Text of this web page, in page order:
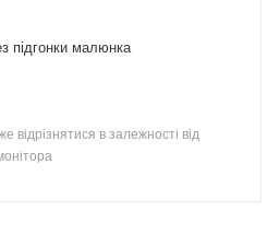
підгонки малюнка
відрізнятися в залежності від